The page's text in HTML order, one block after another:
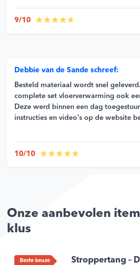
9/10
Debbie van de Sande schreef:
Besteld materiaal wordt snel
complete set vloerverwarming ook
Deze werd binnen een dag
instructies en video's op de website
10/10
Onze aanbevolen
klus
Beste keuze Stroppertang –